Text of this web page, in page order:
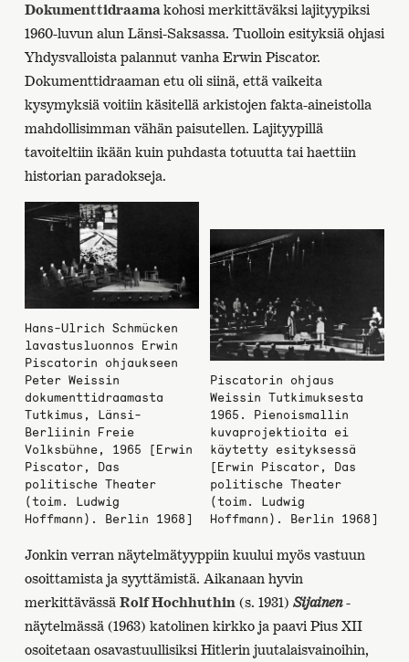
Dokumenttidraama kohosi merkittäväksi lajityypiksi
1960-luvun alun Länsi-Saksassa. Tuolloin esityksiä ohjasi
Yhdysvalloista palannut vanha Erwin Piscator.
Dokumenttidraaman etu oli siinä, että vaikeita
kysymyksiä voitiin käsitellä arkistojen fakta-aineistolla
mahdollisimman vähän paisutellen. Lajityypillä
tavoiteltiin ikään kuin puhdasta totuutta tai haettiin
historian paradokseja.
Hans-Ulrich Schmücken
lavastusluonnos Erwin
Piscatorin ohjaukseen
Peter Weissin
dokumenttidraamasta
Tutkimus, Länsi-
Berliinin Freie
Volksbühne, 1965 [Erwin
Piscator, Das
politische Theater
(toim. Ludwig
Hoffmann). Berlin 1968]
Piscatorin ohjaus
Weissin Tutkimuksesta
1965. Pienoismallin
kuvaprojektioita ei
käytetty esityksessä
[Erwin Piscator, Das
politische Theater
(toim. Ludwig
Hoffmann). Berlin 1968]
Jonkin verran näytelmätyyppiin kuului myös vastuun
osoittamista ja syyttämistä. Aikanaan hyvin
merkittävässä Rolf Hochhuthin (s. 1931) Sijainen-
näytelmässä (1963) katolinen kirkko ja paavi Pius XII
osoitetaan osavastuullisiksi Hitlerin juutalaisvainoihin,